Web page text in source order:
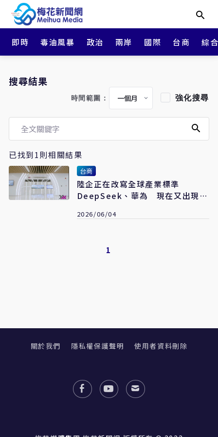
即時 毒油風暴 政治 兩岸 國際 台商 綜
搜尋結果
時間範圍： 強化搜尋
已找到1則相關結果
台商
陸企正在改寫全球產業標準
DeepSeek、華為 現在又出現
2026/06/04
1
關於我們 隱私權保護聲明 使用者資料刪除